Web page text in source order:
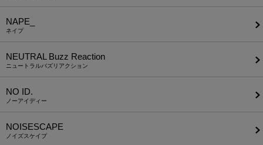
NAPE_
ネイプ
NEUTRAL Buzz Reaction
ニュートラルバズリアクション
NO ID.
ノーアイディー
NOISESCAPE
ノイズスケイプ